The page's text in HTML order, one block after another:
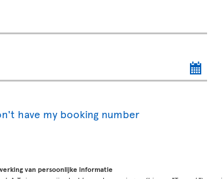
have my booking number
van persoonlijke informatie